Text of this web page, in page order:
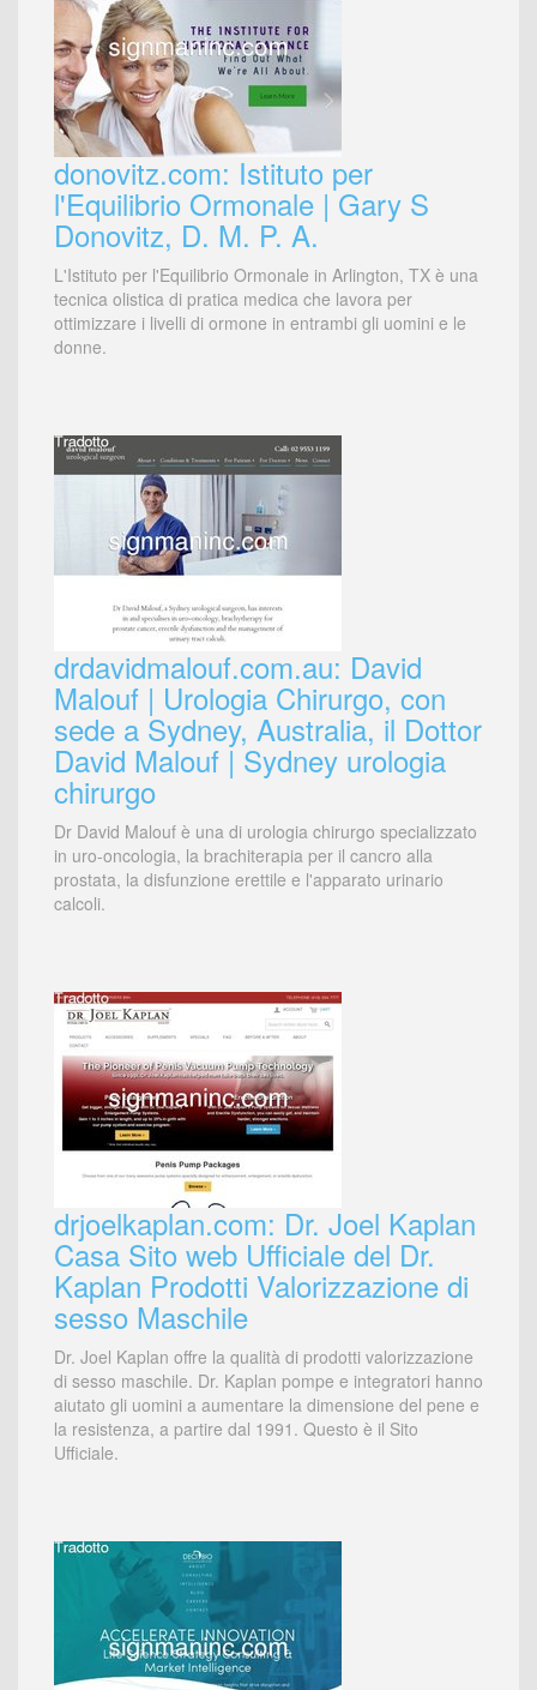
donovitz.com: Istituto per
l'Equilibrio Ormonale | Gary S
Donovitz, D. M. P. A.
L'Istituto per l'Equilibrio Ormonale in Arlington, TX è una
tecnica olistica di pratica medica che lavora per
ottimizzare i livelli di ormone in entrambi gli uomini e le
donne.
drdavidmalouf.com.au: David
Malouf | Urologia Chirurgo, con
sede a Sydney, Australia, il Dottor
David Malouf | Sydney urologia
chirurgo
Dr David Malouf è una di urologia chirurgo specializzato
in uro-oncologia, la brachiterapia per il cancro alla
prostata, la disfunzione erettile e l'apparato urinario
calcoli.
drjoelkaplan.com: Dr. Joel Kaplan
Casa Sito web Ufficiale del Dr.
Kaplan Prodotti Valorizzazione di
sesso Maschile
Dr. Joel Kaplan offre la qualità di prodotti valorizzazione
di sesso maschile. Dr. Kaplan pompe e integratori hanno
aiutato gli uomini a aumentare la dimensione del pene e
la resistenza, a partire dal 1991. Questo è il Sito
Ufficiale.